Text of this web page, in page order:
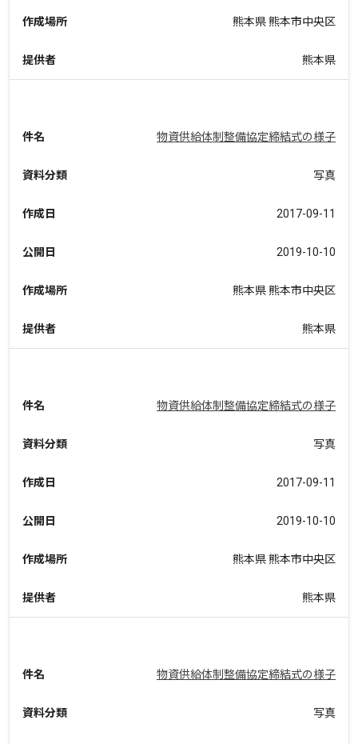
作成場所 熊本県 熊本市中央区
提供者 熊本県
件名 物資供給体制整備協定締結式の様子
資料分類 写真
作成日 2017-09-11
公開日 2019-10-10
作成場所 熊本県 熊本市中央区
提供者 熊本県
件名 物資供給体制整備協定締結式の様子
資料分類 写真
作成日 2017-09-11
公開日 2019-10-10
作成場所 熊本県 熊本市中央区
提供者 熊本県
件名 物資供給体制整備協定締結式の様子
資料分類 写真